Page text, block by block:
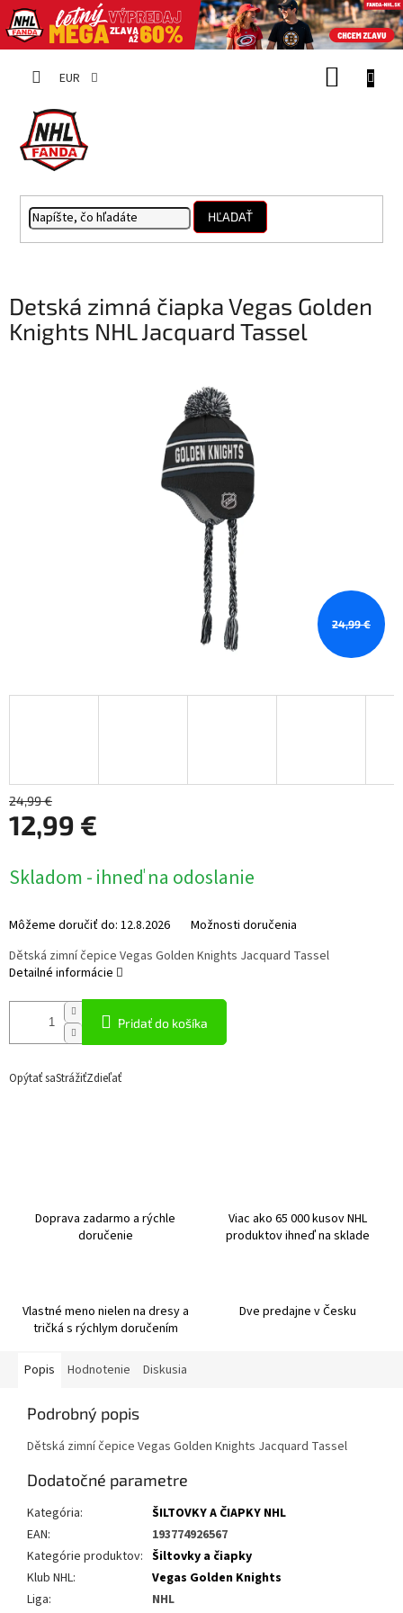
EUR
HĽADAŤ
Detská zimná čiapka Vegas Golden
Knights NHL Jacquard Tassel
24,99 €
24,99 €
12,99 €
cena:
Skladom - ihneď na odoslanie
Môžeme doručiť do: 12.8.2026 Možnosti doručenia
Pridať do košíka
Dětská zimní čepice Vegas Golden Knights Jacquard Tassel
Detailné informácie
Opýtať saStrážiťZdieľať
Doprava zadarmo a rýchle
doručenie
Viac ako 65 000 kusov NHL
produktov ihneď na sklade
Vlastné meno nielen na dresy a
tričká s rýchlym doručením
Dve predajne v Česku
Popis Hodnotenie Diskusia
Podrobný popis
Dětská zimní čepice Vegas Golden Knights Jacquard Tassel
Dodatočné parametre
Kategória:
ŠILTOVKY A ČIAPKY NHL
EAN:
193774926567
Kategórie produktov: Šiltovky a čiapky
Klub NHL:
Vegas Golden Knights
Liga:
NHL